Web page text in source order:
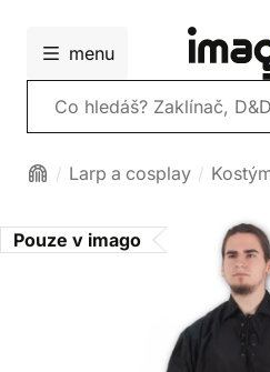
menu
Vyhledávání
Larp a cosplay
Pouze v imago